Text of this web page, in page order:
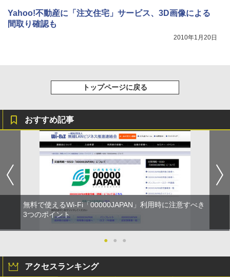
Yahoo!不動産に「注文住宅」サービス、3D画像による
間取り確認も
2010年1月20日
トップページに戻る
おすすめ記事
無料で使えるWi-Fi「00000JAPAN」利用時に注意すべき
3つのポイント
● ● ●
アクセスランキング